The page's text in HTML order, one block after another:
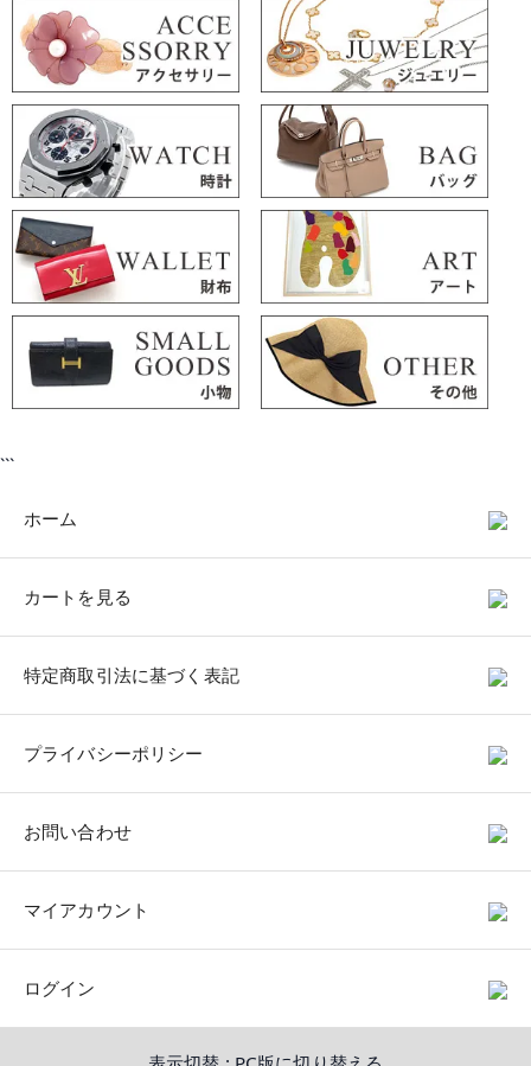
```
ホーム
カートを見る
特定商取引法に基づく表記
プライバシーポリシー
お問い合わせ
マイアカウント
ログイン